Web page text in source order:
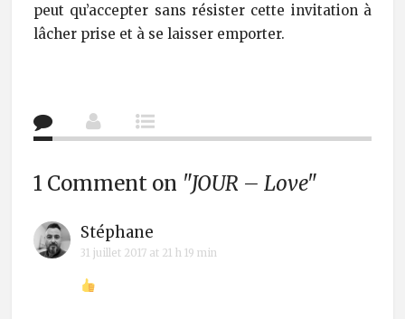
peut qu’accepter sans résister cette invitation à
lâcher prise et à se laisser emporter.
1 Comment on "JOUR – Love"
Stéphane
31 juillet 2017 at 21 h 19 min